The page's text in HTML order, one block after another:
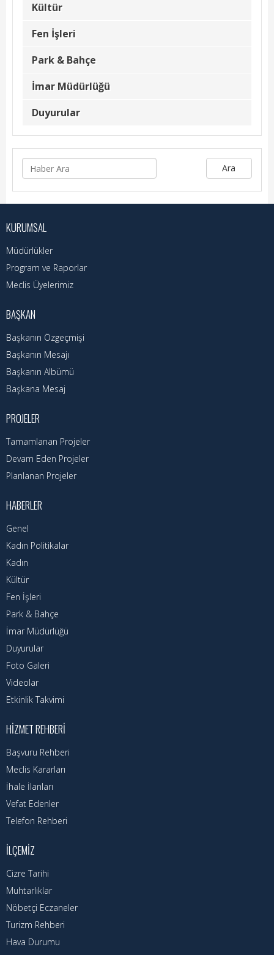
Duyurular
Videolar
Etkinlik Takvimi
Hizmet Rehberi
Faaliyet Raporu
Başvuru Rehberi
İhale İlanları
Vefat Edenler
İlçemiz
Cizre Tarihi
Muhtarlıklar
Nöbetçi Eczaneler
Turizm Rehberi
Hava Durumu
Kadın
Kültür
Fen İşleri
Park & Bahçe
İmar Müdürlüğü
Duyurular
Ara
KURUMSAL
Müdürlükler
Program ve Raporlar
Meclis Üyelerimiz
BAŞKAN
Başkanın Özgeçmişi
Başkanın Mesajı
Başkanın Albümü
Başkana Mesaj
PROJELER
Tamamlanan Projeler
Devam Eden Projeler
Planlanan Projeler
HABERLER
Genel
Kadın Politikalar
Kadın
Kültür
Fen İşleri
Park & Bahçe
İmar Müdürlüğü
Duyurular
Foto Galeri
Videolar
Etkinlik Takvimi
HIZMET REHBERI
Başvuru Rehberi
Meclis Kararları
İhale İlanları
Vefat Edenler
Telefon Rehberi
İLÇEMIZ
Cizre Tarihi
Muhtarlıklar
Nöbetçi Eczaneler
Turizm Rehberi
Hava Durumu